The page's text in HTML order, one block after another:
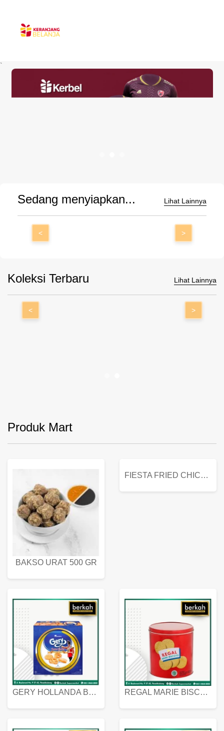
`
Sedang menyiapkan... Lihat Lainnya
< >
Koleksi Terbaru Lihat Lainnya
< >
Produk Mart
BAKSO URAT 500 GR
FIESTA FRIED CHICKEN 500 GR
GERY HOLLANDA BUTTER COOKIES 450 GRAM REGAL MARIE BISCUIT KALENG 550 GRAM